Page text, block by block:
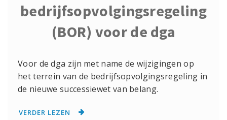
bedrijfsopvolgingsregeling
(BOR) voor de dga
Voor de dga zijn met name de wijzigingen op
het terrein van de bedrijfsopvolgingsregeling in
de nieuwe successiewet van belang.
VERDER LEZEN